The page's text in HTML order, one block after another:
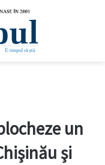
un
şi